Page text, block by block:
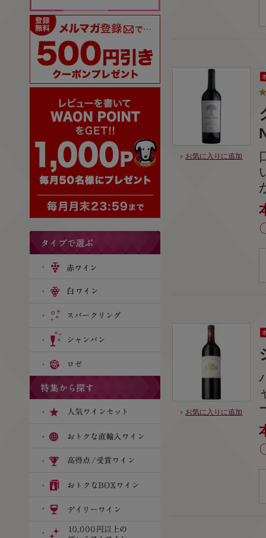
お気に入りに追加
お気に入りに追加